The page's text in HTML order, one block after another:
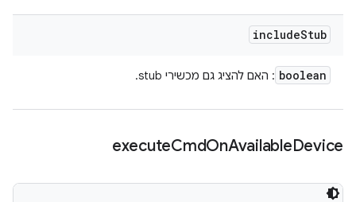
includeStub
boolean : האם להציג גם מכשירי stub.
executeCmdOnAvailableDevice